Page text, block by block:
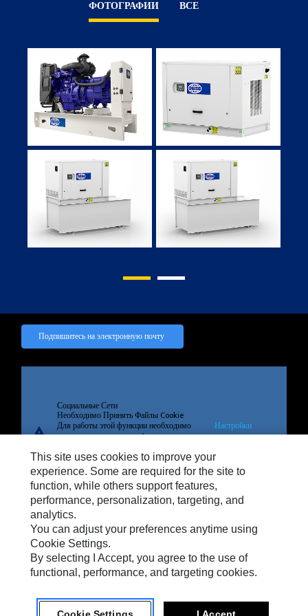
ФОТОГРАФИИ ВСЕ
Подпишитесь на электронную почту
warning
Социальные Сети
Необходимо Принять Файлы Cookie
Для работы этой функции необходимо
принять таргетинговые, функциональные
производительности.
Настройки
Конфиденциальность
Cookie Settings
Легальный
This site uses cookies to improve your
experience. Some are required for the site to
function, while others support features,
performance, personalization, targeting, and
analytics.
You can adjust your preferences anytime using
Cookie Settings.
By selecting I Accept, you agree to the use of
functional, performance, and targeting cookies.